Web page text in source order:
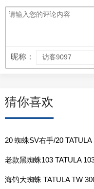
昵称：
猜你喜欢
20 蜘蛛SV右手/20
老款黑蜘蛛103 TATULA
海钓大蜘蛛 TATULA TW